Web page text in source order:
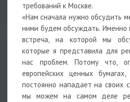
требований к Москве.
«Нам сначала нужно обсудить
ними будем обсуждать. Именно
встреча, на которой мы
которые я представила для
нас проблем. Потому что,
европейских ценных
постоянно нападает на своих
мы можем на самом деле